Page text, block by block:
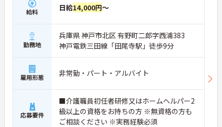
給料 日給14,000円～
勤務地
兵庫県 神戸市北区 有野町二郎字西浦383
神戸電鉄三田線「田尾寺駅」徒歩9分
雇用形態 非常勤・パート・アルバイト
応募要件
■介護職員初任者研修又はホームヘルパー2
級以上の資格をお持ちの方 ※無資格の方も
ご相談ください ※実務経験必須